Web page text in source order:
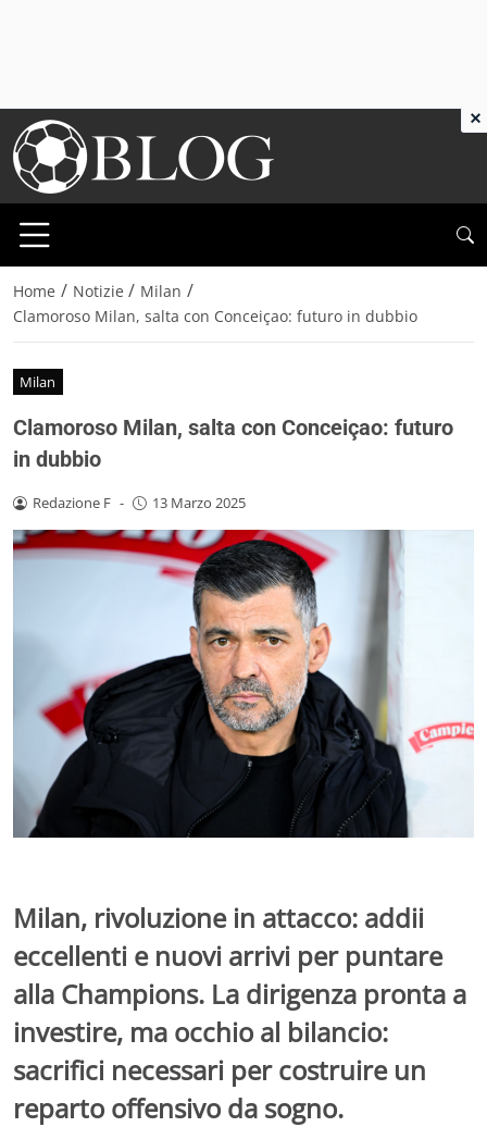
Home / Notizie / Milan /
Clamoroso Milan, salta con Conceiçao: futuro in dubbio
Milan
Clamoroso Milan, salta con Conceiçao: futuro
in dubbio
Redazione F - 13 Marzo 2025
Milan, rivoluzione in attacco: addii
eccellenti e nuovi arrivi per puntare
alla Champions. La dirigenza pronta a
investire, ma occhio al bilancio:
sacrifici necessari per costruire un
reparto offensivo da sogno.
×